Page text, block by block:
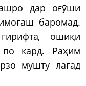
дар оғӯши
баромад.
ошиқи
кард. Раҳим
мушту лагад